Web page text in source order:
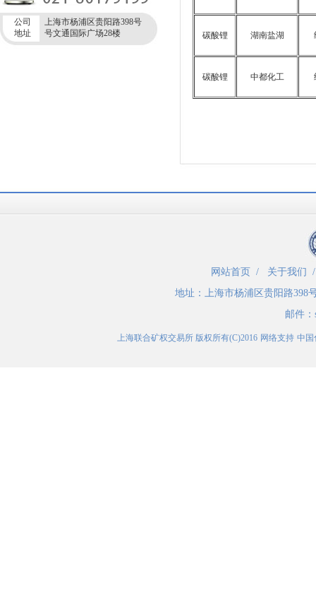
公司
地址
上海市杨浦区贵阳路398号
号文通国际广场28楼
碳酸锂 湖南盐湖
碳酸锂 中都化工
网站首页 / 关于我们
地址： 上海市杨浦区贵阳路398
邮件：
上海联合矿权交易所版权所有(C)2016 网络支持 中国